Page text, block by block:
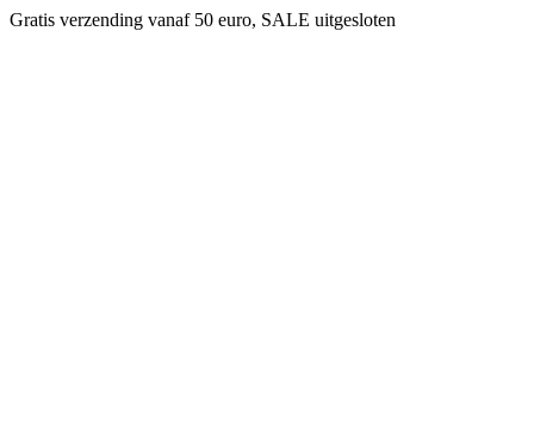
Gratis verzending vanaf 50 euro, SALE uitgesloten